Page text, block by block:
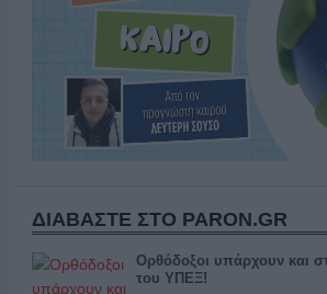
ΔΙΑΒΑΣΤΕ ΣΤΟ PARON.GR
Ορθόδοξοι υπάρχουν και
του ΥΠΕΞ!